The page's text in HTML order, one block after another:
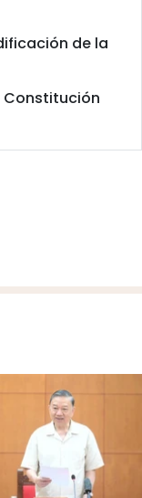
de la
Constitución